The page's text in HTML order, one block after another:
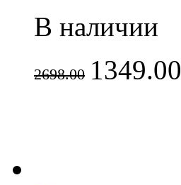
В наличии
2698.00 1349.00